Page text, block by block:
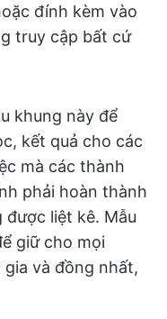
đính kèm vào
truy cập bất cứ
khung này để
kết quả cho các
mà các thành
phải hoàn thành
liệt kê. Mẫu
giữ cho mọi
và đồng nhất,